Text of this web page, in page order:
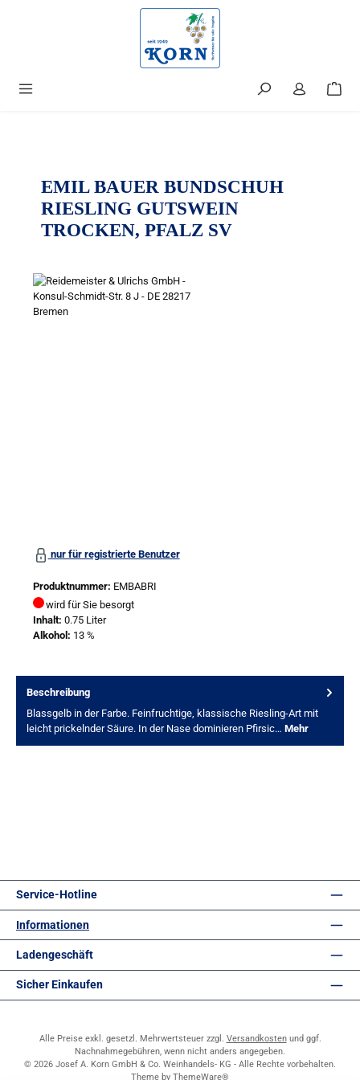
EMIL BAUER BUNDSCHUH
RIESLING GUTSWEIN
TROCKEN, PFALZ SV
nur für registrierte Benutzer
Produktnummer: EMBABRI
wird für Sie besorgt
Inhalt: 0.75 Liter
Alkohol: 13 %
Beschreibung
Blassgelb in der Farbe. Feinfruchtige, klassische Riesling-Art mit
leicht prickelnder Säure. In der Nase dominieren Pfirsic… Mehr
Service-Hotline
Informationen
Ladengeschäft
Sicher Einkaufen
Alle Preise exkl. gesetzl. Mehrwertsteuer zzgl. Versandkostenund ggf.
Nachnahmegebühren, wenn nicht anders angegeben.
© 2026 Josef A. Korn GmbH & Co. Weinhandels- KG - Alle Rechte vorbehalten.
Theme by ThemeWare®